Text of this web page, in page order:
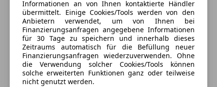
Anbieter kontaktieren
Deine Nachricht
Informationen an von Ihnen kontaktierte Händler
übermittelt. Einige Cookies/Tools werden von den
Anbietern verwendet, um von Ihnen bei
Finanzierungsanfragen angegebene Informationen
für 30 Tage zu speichern und innerhalb dieses
Zeitraums automatisch für die Befüllung neuer
Finanzierungsanfragen wiederzuverwenden. Ohne
die Verwendung solcher Cookies/Tools können
solche erweiterten Funktionen ganz oder teilweise
nicht genutzt werden.